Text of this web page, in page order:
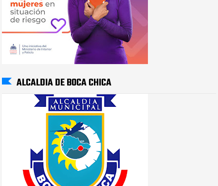
ALCALDIA DE BOCA CHICA